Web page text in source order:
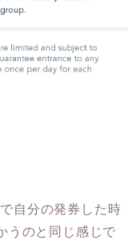
自分の発券した時
うのと同じ感じで